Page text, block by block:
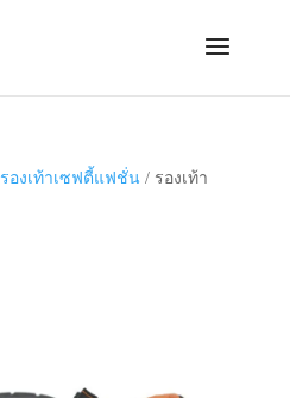
รองเท้าเซฟตี้แฟชั่น/ รองเท้า